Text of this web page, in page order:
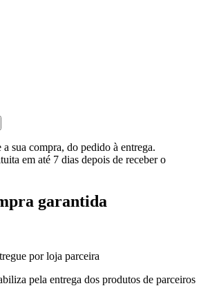
a sua compra, do pedido à entrega.
em até 7 dias depois de receber o
garantida
por loja parceira
pela entrega dos produtos de parceiros